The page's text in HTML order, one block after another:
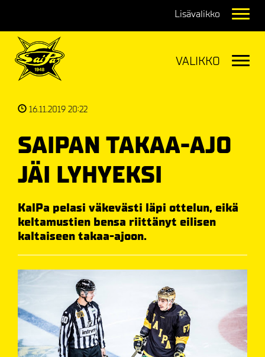
16.11.2019 20:22
SAIPAN TAKAA-AJO
JÄI LYHYEKSI
KalPa pelasi väkevästi läpi ottelun, eikä
keltamustien bensa riittänyt eilisen
kaltaiseen takaa-ajoon.